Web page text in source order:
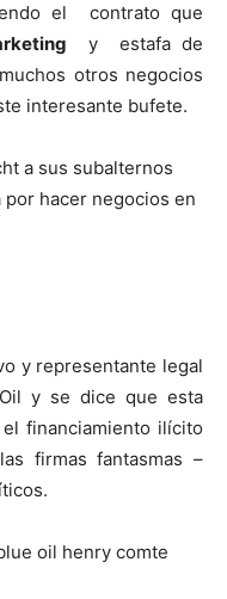
el contrato que
y estafa de
otros negocios
interesante bufete.
y representante legal
y se dice que esta
financiamiento ilícito
firmas fantasmas –